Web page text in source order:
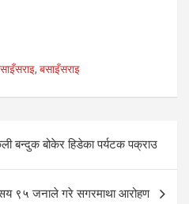
, बसाइँसराइ
बन्दुक बोकेर हिडेका पर्यटक पक्राउ
९५ जनाले गरे सगरमाथा आरोहण